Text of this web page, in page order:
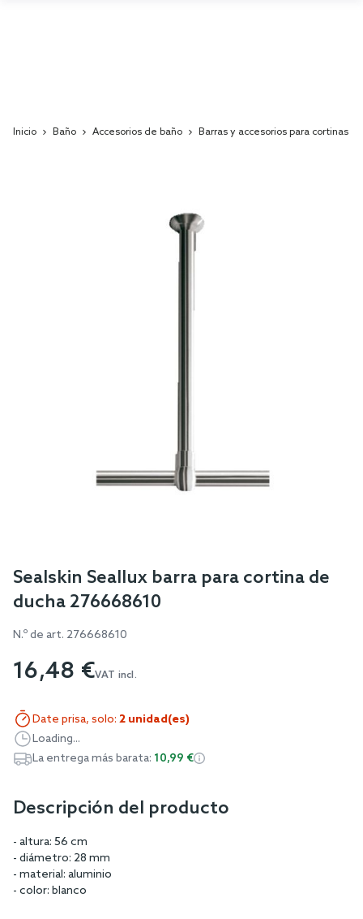
Inicio Baño Accesorios de baño Barras y accesorios para cortinas
Skip
to
beginning
the
gallery
Sealskin Seallux barra para cortina de
ducha 276668610
N.º de art. 276668610
16,48 €VAT incl.
Date prisa, solo: 2 unidad(es)
Loading...
La entrega más barata: 10,99 €
Descripción del producto
- altura: 56 cm
- diámetro: 28 mm
- material: aluminio
- color: blanco